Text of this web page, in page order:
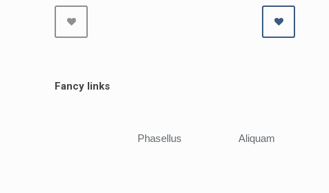
Fancy links
Phasellus Aliquam